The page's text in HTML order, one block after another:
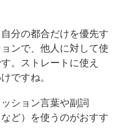
分の都合だけを優先す
ンで、他人に対して使
。ストレートに使え
ですね。
ション言葉や副詞
ど）を使うのがおすす